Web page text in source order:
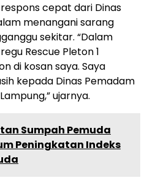
cepat dari Dinas
menangani sarang
sekitar. “Dalam
Rescue Pleton 1
di kosan saya. Saya
kepada Dinas Pemadam
ujarnya.
Sumpah Pemuda
Peningkatan Indeks